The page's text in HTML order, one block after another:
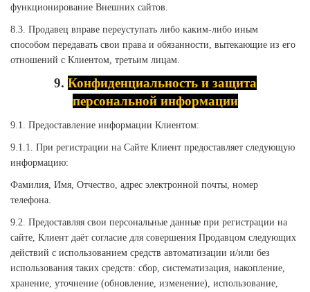
функционирование Внешних сайтов.
8.3. Продавец вправе переуступать либо каким-либо иным
способом передавать свои права и обязанности, вытекающие из его
отношений с Клиентом, третьим лицам.
9. Конфиденциальность и защита
персональной информации
9.1. Предоставление информации Клиентом:
9.1.1. При регистрации на Сайте Клиент предоставляет следующую
информацию:
Фамилия, Имя, Отчество, адрес электронной почты, номер
телефона.
9.2. Предоставляя свои персональные данные при регистрации на
сайте, Клиент даёт согласие для совершения Продавцом следующих
действий с использованием средств автоматизации и/или без
использования таких средств: сбор, систематизация, накопление,
хранение, уточнение (обновление, изменение), использование,